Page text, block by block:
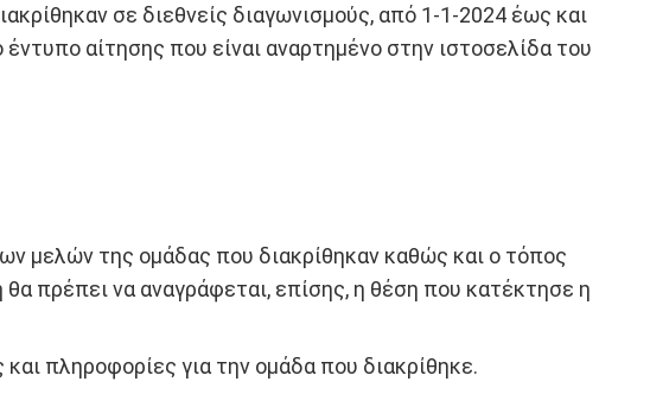
σε διεθνείς διαγωνισμούς, από 1-1-2024 έως και
αίτησης που είναι αναρτημένο στην ιστοσελίδα του
μελών της ομάδας που διακρίθηκαν καθώς και ο τόπος
πρέπει να αναγράφεται, επίσης, η θέση που κατέκτησε η
πληροφορίες για την ομάδα που διακρίθηκε.